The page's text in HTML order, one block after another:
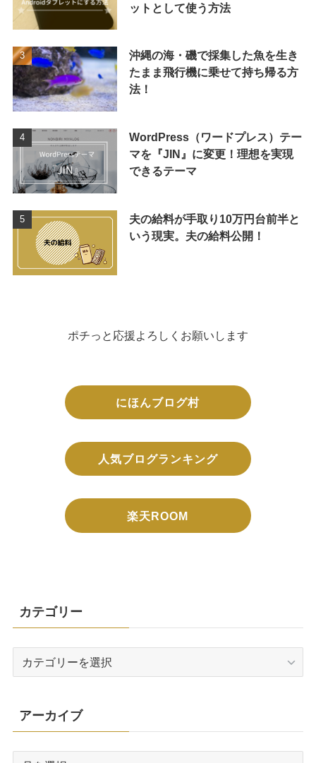
ットとして使う方法
沖縄の海・磯で採集した魚を生き
たまま飛行機に乗せて持ち帰る方
法！
WordPress（ワードプレス）テー
マを『JIN』に変更！理想を実現
できるテーマ
夫の給料が手取り10万円台前半と
いう現実。夫の給料公開！
ポチっと応援よろしくお願いします
にほんブログ村
人気ブログランキング
楽天ROOM
カテゴリー
リ
ー
アーカイブ